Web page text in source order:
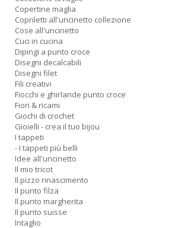
Copertine maglia
Copriletti all'uncinetto collezione
Cose all'uncinetto
Cuci in cucina
Dipingi a punto croce
Disegni decalcabili
Disegni filet
Fili creativi
Fiocchi e ghirlande punto croce
Fiori & ricami
Giochi di crochet
Gioielli - crea il tuo bijou
I tappeti
- I tappeti più belli
Idee all'uncinetto
Il mio tricot
Il pizzo rinascimento
Il punto filza
Il punto margherita
Il punto suisse
Intaglio